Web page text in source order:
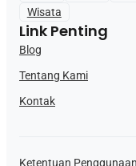
Wisata
Link Penting
Blog
Tentang Kami
Kontak
Ketentuan Penggunaan